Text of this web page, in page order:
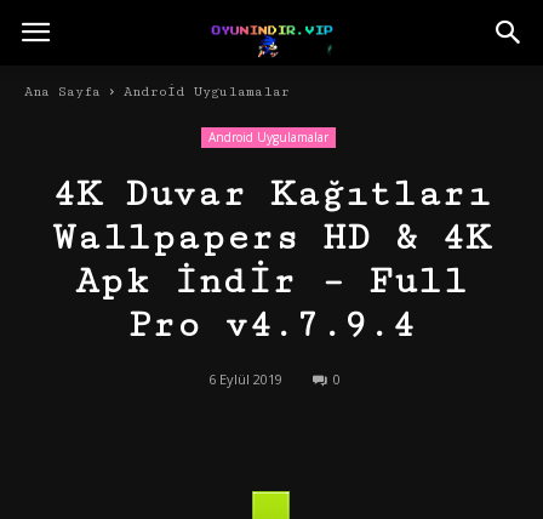
Ana Sayfa Android Uygulamalar
Android Uygulamalar
4K Duvar Kağıtları
Wallpapers HD & 4K
Apk İndir – Full
Pro v4.7.9.4
6 Eylül 2019 0